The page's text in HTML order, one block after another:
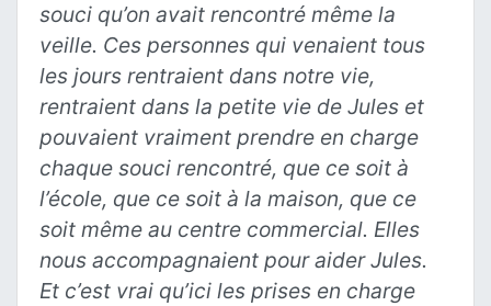
souci qu’on avait rencontré même la
veille. Ces personnes qui venaient tous
les jours rentraient dans notre vie,
rentraient dans la petite vie de Jules et
pouvaient vraiment prendre en charge
chaque souci rencontré, que ce soit à
l’école, que ce soit à la maison, que ce
soit même au centre commercial. Elles
nous accompagnaient pour aider Jules.
Et c’est vrai qu’ici les prises en charge